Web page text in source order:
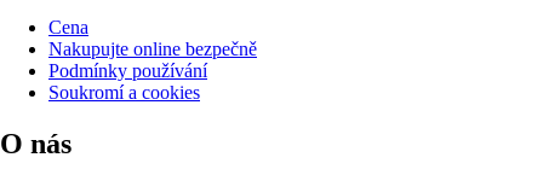
Cena
Nakupujte online bezpečně
Podmínky používání
Soukromí a cookies
O nás